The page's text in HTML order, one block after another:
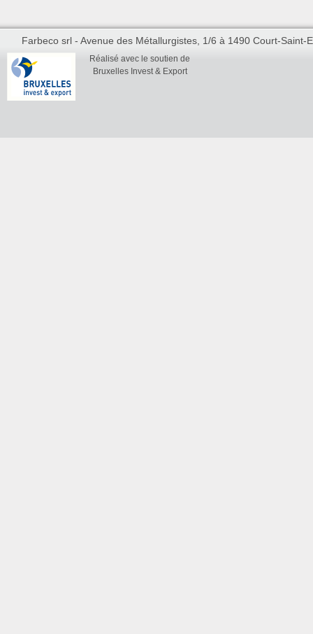
Farbeco srl - Avenue des Métallurgistes, 1/6 à 1490 Court-Saint-
Réalisé avec le soutien de
Bruxelles Invest & Export